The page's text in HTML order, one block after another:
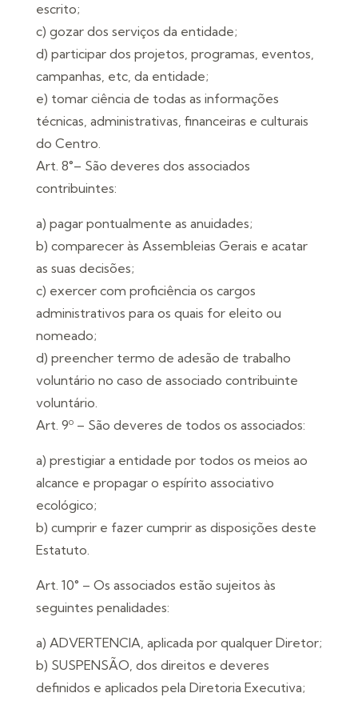
escrito;
c) gozar dos serviços da entidade;
d) participar dos projetos, programas, eventos,
campanhas, etc, da entidade;
e) tomar ciência de todas as informações
técnicas, administrativas, financeiras e culturais
do Centro.
Art. 8°– São deveres dos associados
contribuintes:
a) pagar pontualmente as anuidades;
b) comparecer às Assembleias Gerais e acatar
as suas decisões;
c) exercer com proficiência os cargos
administrativos para os quais for eleito ou
nomeado;
d) preencher termo de adesão de trabalho
voluntário no caso de associado contribuinte
voluntário.
Art. 9º – São deveres de todos os associados:
a) prestigiar a entidade por todos os meios ao
alcance e propagar o espírito associativo
ecológico;
b) cumprir e fazer cumprir as disposições deste
Estatuto.
Art. 10° – Os associados estão sujeitos às
seguintes penalidades:
a) ADVERTENCIA, aplicada por qualquer Diretor;
b) SUSPENSÃO, dos direitos e deveres
definidos e aplicados pela Diretoria Executiva;